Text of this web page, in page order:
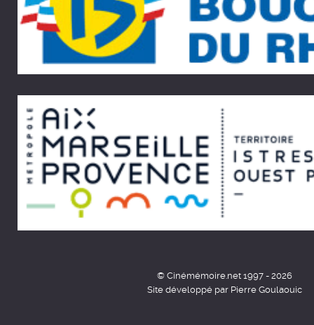
© Cinémémoire.net 1997 - 2026
Site développé par Pierre Goulaouic